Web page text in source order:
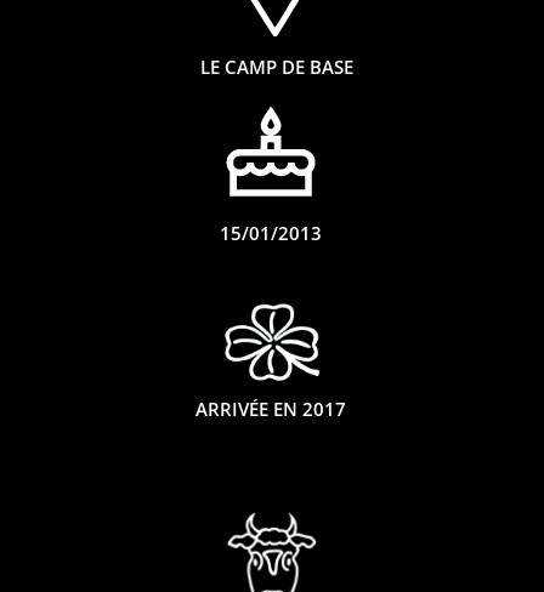
LE CAMP DE BASE
15/01/2013
ARRIVÉE EN 2017